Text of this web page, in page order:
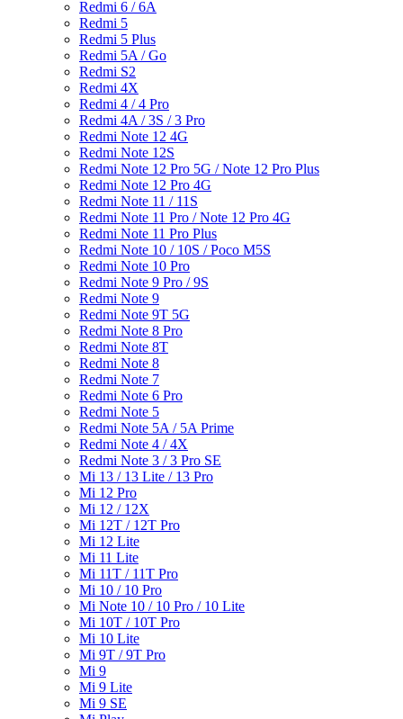
Redmi 6 / 6A
Redmi 5
Redmi 5 Plus
Redmi 5A / Go
Redmi S2
Redmi 4X
Redmi 4 / 4 Pro
Redmi 4A / 3S / 3 Pro
Redmi Note 12 4G
Redmi Note 12S
Redmi Note 12 Pro 5G / Note 12 Pro Plus
Redmi Note 12 Pro 4G
Redmi Note 11 / 11S
Redmi Note 11 Pro / Note 12 Pro 4G
Redmi Note 11 Pro Plus
Redmi Note 10 / 10S / Poco M5S
Redmi Note 10 Pro
Redmi Note 9 Pro / 9S
Redmi Note 9
Redmi Note 9T 5G
Redmi Note 8 Pro
Redmi Note 8T
Redmi Note 8
Redmi Note 7
Redmi Note 6 Pro
Redmi Note 5
Redmi Note 5A / 5A Prime
Redmi Note 4 / 4X
Redmi Note 3 / 3 Pro SE
Mi 13 / 13 Lite / 13 Pro
Mi 12 Pro
Mi 12 / 12X
Mi 12T / 12T Pro
Mi 12 Lite
Mi 11 Lite
Mi 11T / 11T Pro
Mi 10 / 10 Pro
Mi Note 10 / 10 Pro / 10 Lite
Mi 10T / 10T Pro
Mi 10 Lite
Mi 9T / 9T Pro
Mi 9
Mi 9 Lite
Mi 9 SE